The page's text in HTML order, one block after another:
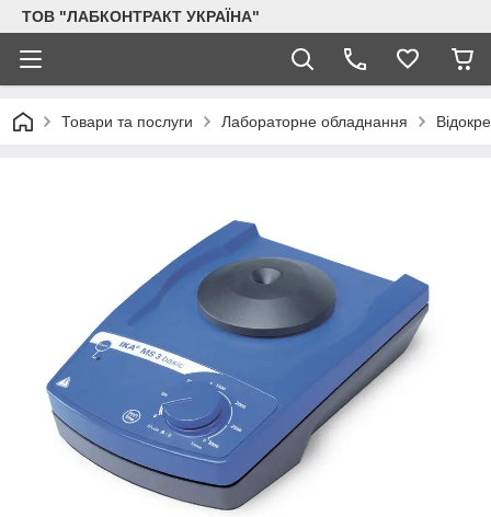
ТОВ "ЛАБКОНТРАКТ УКРАЇНА"
Товари та послуги Лабораторне обладнання